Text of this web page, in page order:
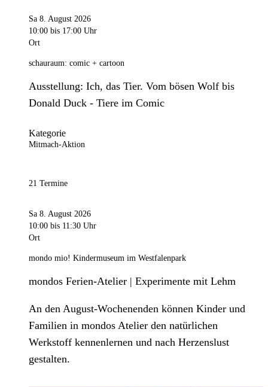
Sa 8. August 2026
10:00 bis 17:00 Uhr
Ort
schauraum: comic + cartoon
Ausstellung: Ich, das Tier. Vom bösen Wolf bis
Donald Duck - Tiere im Comic
Kategorie
Mitmach-Aktion
21 Termine
Sa 8. August 2026
10:00 bis 11:30 Uhr
Ort
mondo mio! Kindermuseum im Westfalenpark
mondos Ferien-Atelier | Experimente mit Lehm
An den August-Wochenenden können Kinder und
Familien in mondos Atelier den natürlichen
Werkstoff kennenlernen und nach Herzenslust
gestalten.